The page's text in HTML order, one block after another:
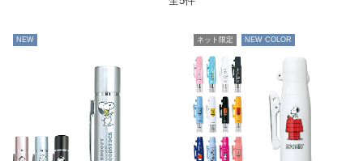
NEW ネット限定 NEW COLOR